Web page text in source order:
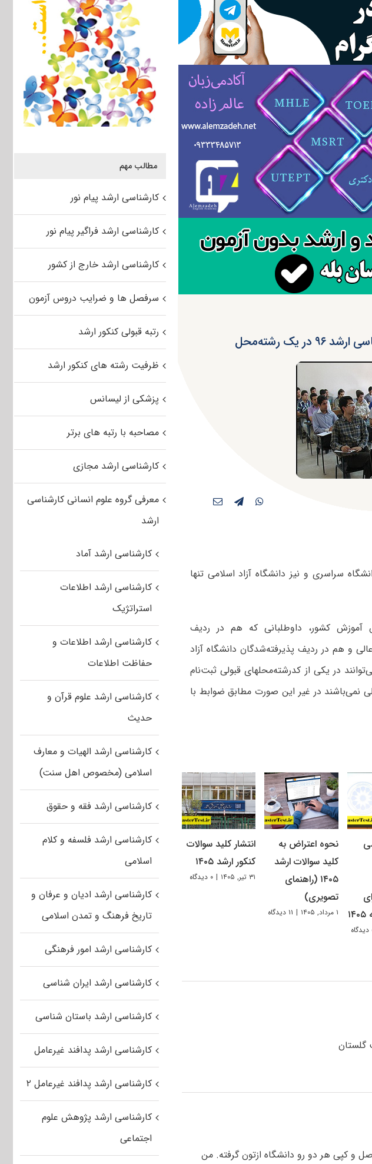
یک رشته‌محل
پذیرفته‌شده در آزمون کارشناسی ارشد ۹۶ دانشگاه سراسری و نیز دانشگاه آزاد اسلامی تنها
آموزش کشور، داوطلبانی که هم در ردیف
و هم در ردیف پذیرفته‌شدگان دانشگاه آزاد
در یکی از کدرشته‌محلهای قبولی ثبت‌نام
نمی‌باشند در غیر این صورت مطابق ضوابط با
نحوه اعتراض به
کلید سوالات ارشد
۱۴۰۵ (راهنمای
تصویری)
۱ مرداد, ۱۴۰۵ | ۱۱ دیدگاه
انتشار کلید سوالات
کنکور ارشد ۱۴۰۵
۳۱ تیر, ۱۴۰۵ | ۰ دیدگاه
گلستان
و کپی هر دو رو دانشگاه ازتون گرفته. من
مطالب مهم
کارشناسی ارشد پیام نور
کارشناسی ارشد فراگیر پیام نور
کارشناسی ارشد خارج از کشور
سرفصل ها و ضرایب دروس آزمون
رتبه قبولی کنکور ارشد
ظرفیت رشته های کنکور ارشد
پزشکی از لیسانس
مصاحبه با رتبه های برتر
کارشناسی ارشد مجازی
معرفی گروه علوم انسانی کارشناسی
ارشد
کارشناسی ارشد آماد
کارشناسی ارشد اطلاعات
استراتژیک
کارشناسی ارشد اطلاعات و
حفاظت اطلاعات
کارشناسی ارشد علوم قرآن و
حدیث
کارشناسی ارشد الهیات و معارف
اسلامی (مخصوص اهل سنت)
کارشناسی ارشد فقه و حقوق
کارشناسی ارشد فلسفه و کلام
اسلامی
کارشناسی ارشد ادیان و عرفان و
تاریخ فرهنگ و تمدن اسلامی
کارشناسی ارشد امور فرهنگی
کارشناسی ارشد ایران شناسی
کارشناسی ارشد باستان شناسی
کارشناسی ارشد پدافند غیرعامل
کارشناسی ارشد پدافند غیرعامل ۲
کارشناسی ارشد پژوهش علوم
اجتماعی